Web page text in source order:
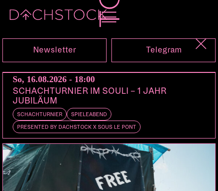
So, 26.06.2022
Buenos Aires
Newsletter Telegram
So, 16.08.2026 - 18:00
SCHACHTURNIER IM SOULI – 1 JAHR
JUBILÄUM
SCHACHTURNIER SPIELEABEND
PRESENTED BY DACHSTOCK X SOUS LE PONT